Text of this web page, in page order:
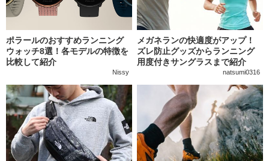
ポラールのおすすめランニング
ウォッチ8選！各モデルの特徴を
比較して紹介
Nissy
メガネランの快適度がアップ！
ズレ防止グッズからランニング
用度付きサングラスまで紹介
natsumi0316